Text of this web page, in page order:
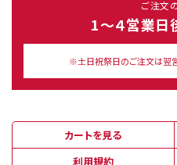
ご注文
1～４営業日
※土日祝祭日のご注文は翌
カートを見る
利用規約